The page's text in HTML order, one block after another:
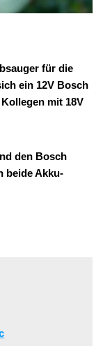
für die
ein 12V Bosch
mit 18V
den Bosch
beide Akku-